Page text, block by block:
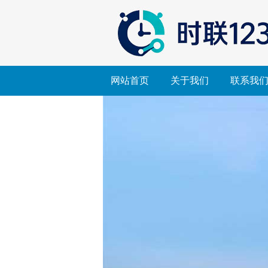
网站首页 关于我们 联系我们